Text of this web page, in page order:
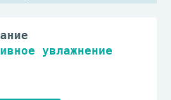
увлажнение